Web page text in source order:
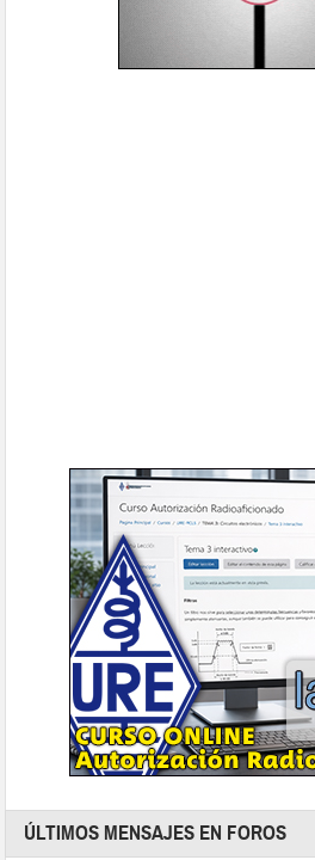
ÚLTIMOS MENSAJES EN FOROS